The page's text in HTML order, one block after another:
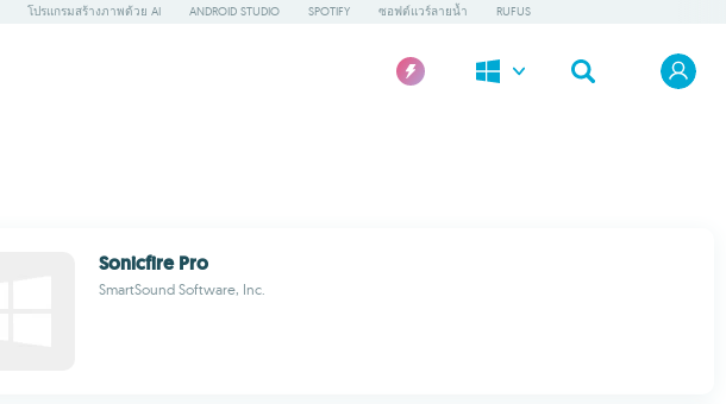
โปรแกรมสร้างภาพด้วย AI ANDROID STUDIO SPOTIFY ซอฟต์แวร์ลายน้ำ RUFUS
Sonicfire Pro
SmartSound Software, Inc.